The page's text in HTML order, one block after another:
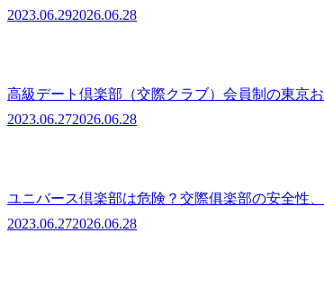
2023.06.292026.06.28
高級デート倶楽部（交際クラブ）会員制の東京
2023.06.272026.06.28
ユニバース倶楽部は危険？交際俱楽部の安全性
2023.06.272026.06.28